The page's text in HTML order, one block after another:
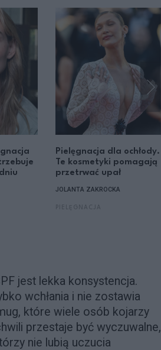
Pielęgnacja dla ochłody.
Te kosmetyki pomagają
przetrwać upał
JOLANTA ZAKROCKA
jest lekka konsystencja.
wchłania i nie zostawia
które wiele osób kojarzy
przestaje być wyczuwalne,
nie lubią uczucia